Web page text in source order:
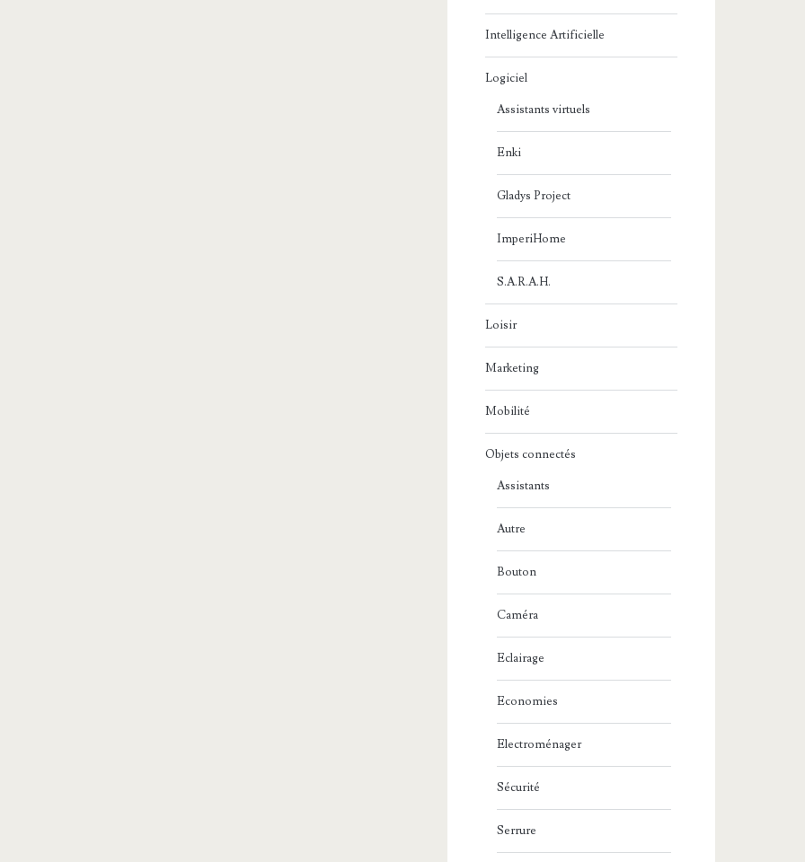
Intelligence Artificielle
Logiciel
Assistants virtuels
Enki
Gladys Project
ImperiHome
S.A.R.A.H.
Loisir
Marketing
Mobilité
Objets connectés
Assistants
Autre
Bouton
Caméra
Eclairage
Economies
Electroménager
Sécurité
Serrure